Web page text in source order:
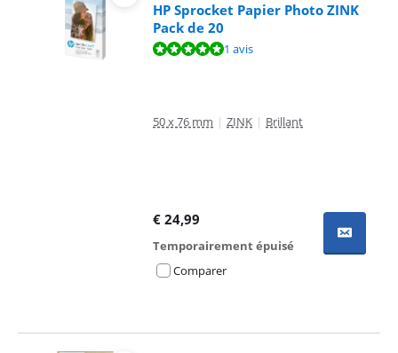
HP Sprocket Papier Photo ZINK
Pack de 20
La note est de 10 sur 10, basée sur 1 avis.1 avis
50 x 76 mm | ZINK | Brillant
€ 24,99
Temporairement épuisé
Comparer